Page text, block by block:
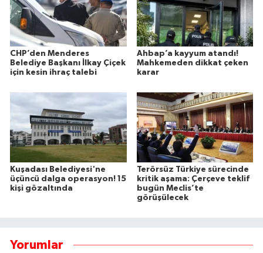
CHP’den Menderes
Belediye Başkanı İlkay Çiçek
için kesin ihraç talebi
Ahbap’a kayyum atandı!
Mahkemeden dikkat çeken
karar
Kuşadası Belediyesi'ne
üçüncü dalga operasyon! 15
kişi gözaltında
Terörsüz Türkiye sürecinde
kritik aşama: Çerçeve teklif
bugün Meclis’te
görüşülecek
Yorumlar